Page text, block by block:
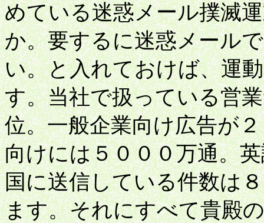
めている迷惑メール撲滅
か。要するに迷惑メール
い。と入れておけば、運
す。当社で扱っている営
位。一般企業向け広告が
向けには５０００万通。
国に送信している件数は
ます。それにすべて貴殿